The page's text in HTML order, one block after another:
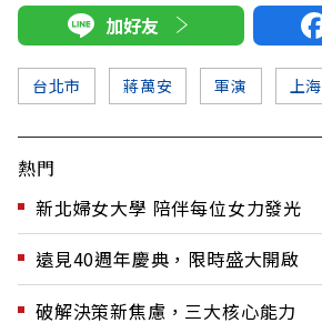
加好友
台北市 蔣萬安 軍演 上海
熱門
新北婦女大學 陪伴每位女力發光
遠見40週年慶典，限時盛大開啟
破解決策新焦慮，三大核心能力